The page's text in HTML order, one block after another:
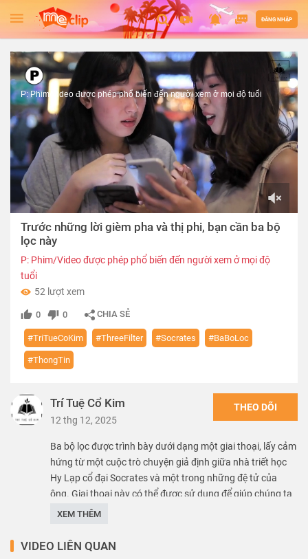
ĐĂNG NHẬP
06:10
P: Phim/Video được phép phổ biến đến người xem ở mọi độ tuổi
Trước những lời gièm pha và thị phi, bạn cần ba bộ
lọc này
P: Phim/Video được phép phổ biến đến người xem ở mọi độ
tuổi
52 lượt xem
0 0 CHIA SẺ
#TriTueCoKim #ThreeFilter #Socrates #BaBoLoc
#ThongTin
Trí Tuệ Cổ Kim
12 thg 12, 2025
THEO DÕI
Ba bộ lọc được trình bày dưới dạng một giai thoại, lấy cảm
hứng từ một cuộc trò chuyện giả định giữa nhà triết học
Hy Lạp cổ đại Socrates và một trong những đệ tử của
ông. Giai thoại này có thể được sử dụng để giúp chúng ta
nắm bắt được cách phân biệt những tin đồn gây tổn
đúng cách, nó có khả năng làm phong phú thêm cuộc
XEM THÊM
VIDEO LIÊN QUAN